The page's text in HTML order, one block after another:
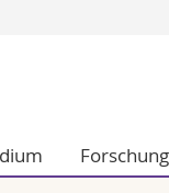
Forschung